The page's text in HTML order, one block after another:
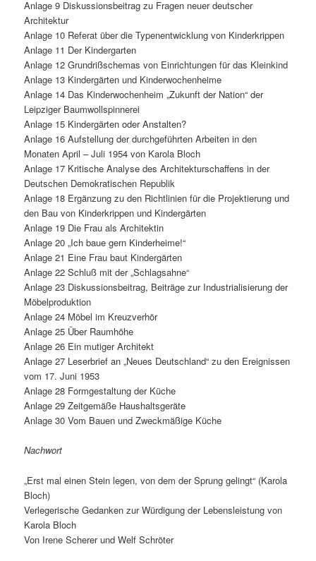
Anlage 9 Diskussionsbeitrag zu Fragen neuer deutscher
Architektur
Anlage 10 Referat über die Typenentwicklung von Kinderkrippen
Anlage 11 Der Kindergarten
Anlage 12 Grundrißschemas von Einrichtungen für das Kleinkind
Anlage 13 Kindergärten und Kinderwochenheime
Anlage 14 Das Kinderwochenheim „Zukunft der Nation“ der
Leipziger Baumwollspinnerei
Anlage 15 Kindergärten oder Anstalten?
Anlage 16 Aufstellung der durchgeführten Arbeiten in den
Monaten April – Juli 1954 von Karola Bloch
Anlage 17 Kritische Analyse des Architekturschaffens in der
Deutschen Demokratischen Republik
Anlage 18 Ergänzung zu den Richtlinien für die Projektierung und
den Bau von Kinderkrippen und Kindergärten
Anlage 19 Die Frau als Architektin
Anlage 20 „Ich baue gern Kinderheime!“
Anlage 21 Eine Frau baut Kindergärten
Anlage 22 Schluß mit der „Schlagsahne“
Anlage 23 Diskussionsbeitrag, Beiträge zur Industrialisierung der
Möbelproduktion
Anlage 24 Möbel im Kreuzverhör
Anlage 25 Über Raumhöhe
Anlage 26 Ein mutiger Architekt
Anlage 27 Leserbrief an „Neues Deutschland“ zu den Ereignissen
vom 17. Juni 1953
Anlage 28 Formgestaltung der Küche
Anlage 29 Zeitgemäße Haushaltsgeräte
Anlage 30 Vom Bauen und Zweckmäßige Küche
Nachwort
„Erst mal einen Stein legen, von dem der Sprung gelingt“ (Karola
Bloch)
Verlegerische Gedanken zur Würdigung der Lebensleistung von
Karola Bloch
Von Irene Scherer und Welf Schröter